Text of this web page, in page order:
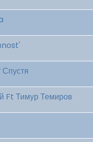
Ft Тимур Темиров